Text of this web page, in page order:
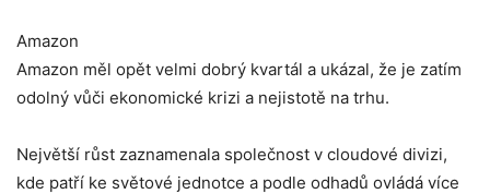
Amazon
Amazon měl opět velmi dobrý kvartál a ukázal, že je zatím
odolný vůči ekonomické krizi a nejistotě na trhu.
Největší růst zaznamenala společnost v cloudové divizi,
kde patří ke světové jednotce a podle odhadů ovládá více